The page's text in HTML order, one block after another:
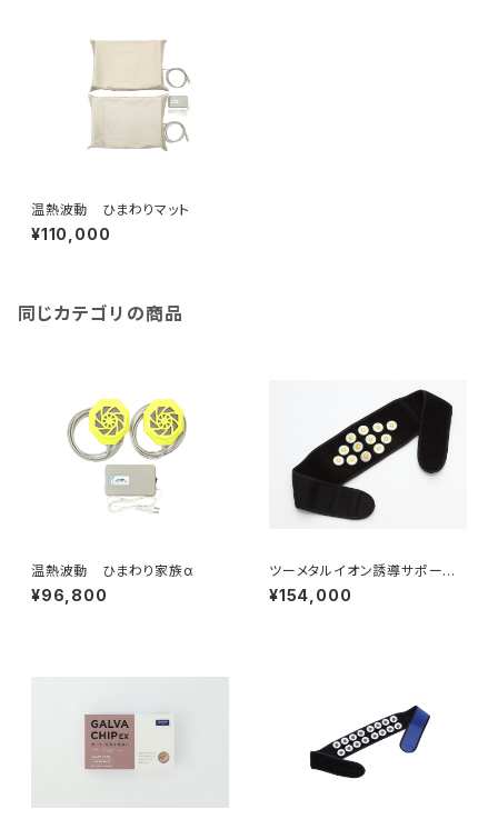
温熱波動 ひまわりマット
¥110,000
同じカテゴリの商品
温熱波動 ひまわり家族α
¥96,800
ツーメタルイオン誘導サポータ
ー - 腰用 - M、Lサイズ
¥154,000